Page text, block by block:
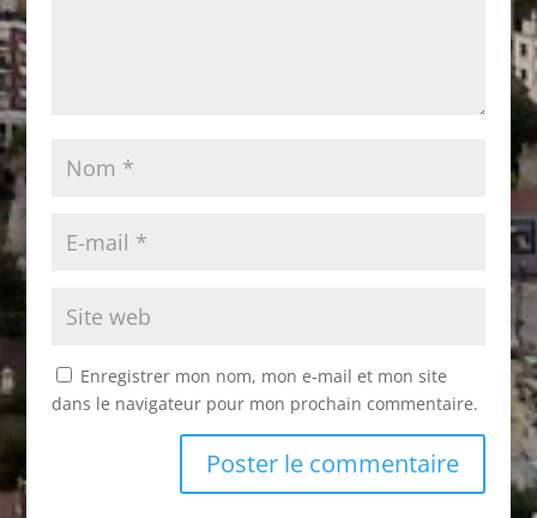
Enregistrer mon nom, mon e-mail et mon site
dans le navigateur pour mon prochain commentaire.